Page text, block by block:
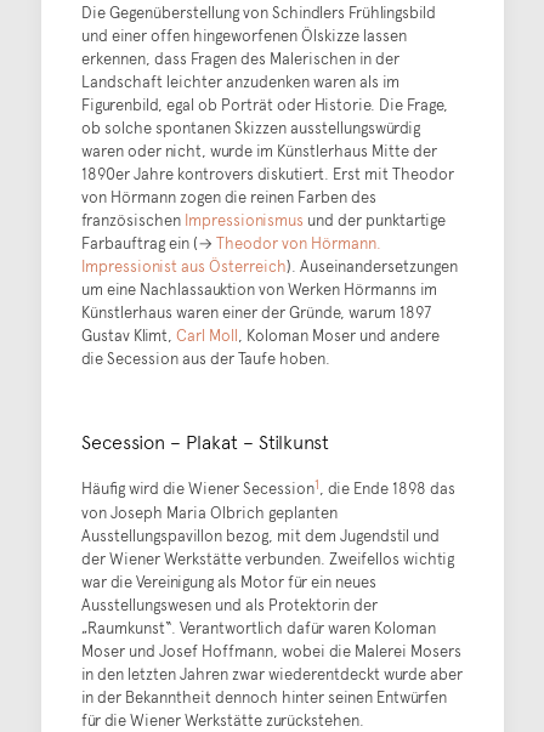
Die Gegenüberstellung von Schindlers Frühlingsbild
und einer offen hingeworfenen Ölskizze lassen
erkennen, dass Fragen des Malerischen in der
Landschaft leichter anzudenken waren als im
Figurenbild, egal ob Porträt oder Historie. Die Frage,
ob solche spontanen Skizzen ausstellungswürdig
waren oder nicht, wurde im Künstlerhaus Mitte der
1890er Jahre kontrovers diskutiert. Erst mit Theodor
von Hörmann zogen die reinen Farben des
französischen Impressionismus und der punktartige
Farbauftrag ein (→ Theodor von Hörmann.
Impressionist aus Österreich). Auseinandersetzungen
um eine Nachlassauktion von Werken Hörmanns im
Künstlerhaus waren einer der Gründe, warum 1897
Gustav Klimt, Carl Moll, Koloman Moser und andere
die Secession aus der Taufe hoben.
Secession – Plakat – Stilkunst
Häufig wird die Wiener Secession1, die Ende 1898 das
von Joseph Maria Olbrich geplanten
Ausstellungspavillon bezog, mit dem Jugendstil und
der Wiener Werkstätte verbunden. Zweifellos wichtig
war die Vereinigung als Motor für ein neues
Ausstellungswesen und als Protektorin der
„Raumkunst“. Verantwortlich dafür waren Koloman
Moser und Josef Hoffmann, wobei die Malerei Mosers
in den letzten Jahren zwar wiederentdeckt wurde aber
in der Bekanntheit dennoch hinter seinen Entwürfen
für die Wiener Werkstätte zurückstehen.